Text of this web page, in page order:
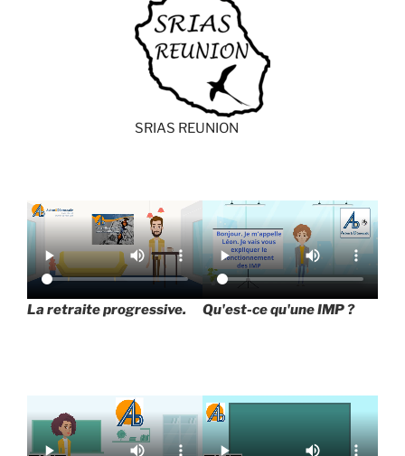
SRIAS REUNION
La retraite progressive. Qu'est-ce qu'une IMP ?